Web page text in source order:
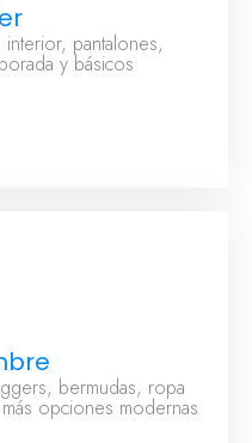
pantalones,
y básicos
bermudas, ropa
opciones modernas